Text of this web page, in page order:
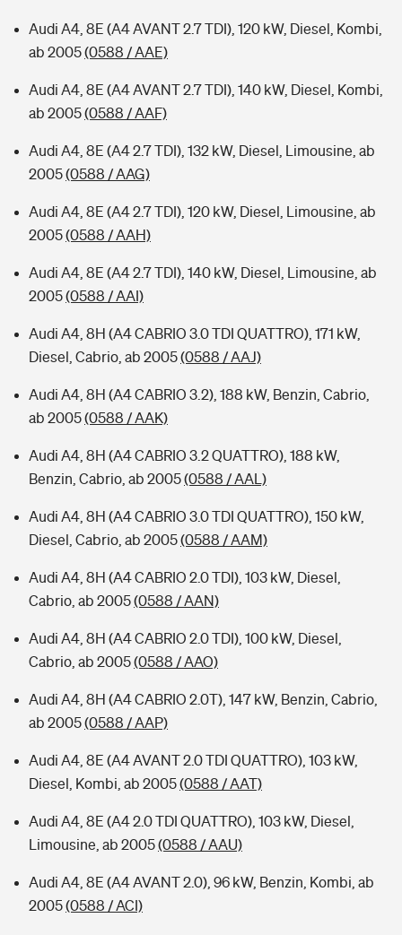
Audi A4, 8E (A4 AVANT 2.7 TDI), 120 kW, Diesel, Kombi,
ab 2005(0588 / AAE)
Audi A4, 8E (A4 AVANT 2.7 TDI), 140 kW, Diesel, Kombi,
ab 2005(0588 / AAF)
Audi A4, 8E (A4 2.7 TDI), 132 kW, Diesel, Limousine, ab
2005(0588 / AAG)
Audi A4, 8E (A4 2.7 TDI), 120 kW, Diesel, Limousine, ab
2005(0588 / AAH)
Audi A4, 8E (A4 2.7 TDI), 140 kW, Diesel, Limousine, ab
2005(0588 / AAI)
Audi A4, 8H (A4 CABRIO 3.0 TDI QUATTRO), 171 kW,
Diesel, Cabrio, ab 2005(0588 / AAJ)
Audi A4, 8H (A4 CABRIO 3.2), 188 kW, Benzin, Cabrio,
ab 2005(0588 / AAK)
Audi A4, 8H (A4 CABRIO 3.2 QUATTRO), 188 kW,
Benzin, Cabrio, ab 2005(0588 / AAL)
Audi A4, 8H (A4 CABRIO 3.0 TDI QUATTRO), 150 kW,
Diesel, Cabrio, ab 2005(0588 / AAM)
Audi A4, 8H (A4 CABRIO 2.0 TDI), 103 kW, Diesel,
Cabrio, ab 2005(0588 / AAN)
Audi A4, 8H (A4 CABRIO 2.0 TDI), 100 kW, Diesel,
Cabrio, ab 2005(0588 / AAO)
Audi A4, 8H (A4 CABRIO 2.0T), 147 kW, Benzin, Cabrio,
ab 2005(0588 / AAP)
Audi A4, 8E (A4 AVANT 2.0 TDI QUATTRO), 103 kW,
Diesel, Kombi, ab 2005(0588 / AAT)
Audi A4, 8E (A4 2.0 TDI QUATTRO), 103 kW, Diesel,
Limousine, ab 2005(0588 / AAU)
Audi A4, 8E (A4 AVANT 2.0), 96 kW, Benzin, Kombi, ab
2005(0588 / ACI)